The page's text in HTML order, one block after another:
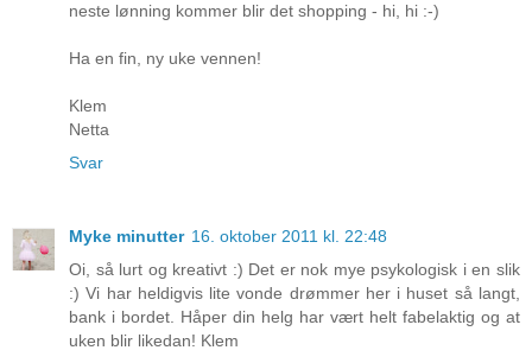
neste lønning kommer blir det shopping - hi, hi :-)
Ha en fin, ny uke vennen!
Klem
Netta
Svar
Myke minutter 16. oktober 2011 kl. 22:48
Oi, så lurt og kreativt :) Det er nok mye psykologisk i en slik
:) Vi har heldigvis lite vonde drømmer her i huset så langt,
bank i bordet. Håper din helg har vært helt fabelaktig og at
uken blir likedan! Klem